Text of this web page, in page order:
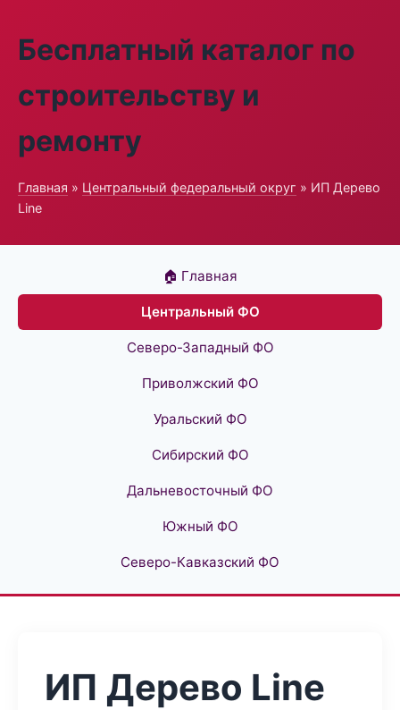
Бесплатный каталог по
строительству и
ремонту
Главная » Центральный федеральный округ » ИП Дерево
Line
🏠 Главная
Центральный ФО
Северо-Западный ФО
Приволжский ФО
Уральский ФО
Сибирский ФО
Дальневосточный ФО
Южный ФО
Северо-Кавказский ФО
ИП Дерево Line